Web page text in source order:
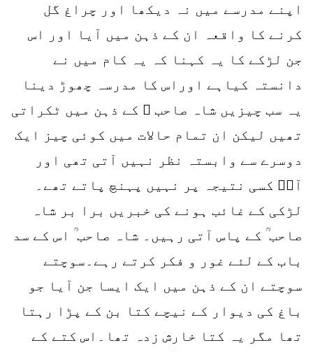
اپنے مدرسے میں نہ دیکھا اور چراغ گل
کرنے کا واقعہ ان کے ذہن میں آیا اور اس
جن لڑکے کا یہ کہنا کہ یہ کام میں نے
دانستہ کیاہے اوراس کا مدرسہ چھوڑ دینا
یہ سب چیزیں شاہ صاحب ؒ کے ذہن میں ٹکراتی
تھیں لیکن ان تمام حالات میں کوئی چیز ایک
دوسرے سے وابستہ نظر نہیں آتی تھی اور
آپؒ کسی نتیجہ پر نہیں پہنچ پاتے تھے۔
لڑکی کے غائب ہونے کی خبریں برا بر شاہ
صاحب ؒ کے پاس آتی رہیں۔ شاہ صاحب ؒ اس کے سد
باب کے لئے غور و فکر کرتے رہے۔سوچتے
سوچتے ان کے ذہن میں ایک ایسا جن آیا جو
باغ کی دیوار کے نیچے کتا بن کے پڑا رہتا
تھا مگر یہ کتا خارش زدہ تھا۔اس کتے کے